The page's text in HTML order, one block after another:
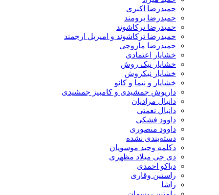
حمیدرضا اکبری
حمیدرضا برومند
حمیدرضا ترکاشوند
حمیدرضا ترکاشوند و امیریل ارجمند
حمیدرضا مازوچی
خشایار اعتمادی
خشایار نیک روش
خشایار نیکروش
خشایار و نیما و کانو
داریوش جمشیدی و کامبیز جمشیدی
دانیال مرادیان
دانیال نعمتی
داوود فشکی
داوود منصوری
دسته‌بندی نشده
دکلمه وحید موسویان
دی جی میلاد مظهری
دیاکو احمدی
راستین وقاری
راشا